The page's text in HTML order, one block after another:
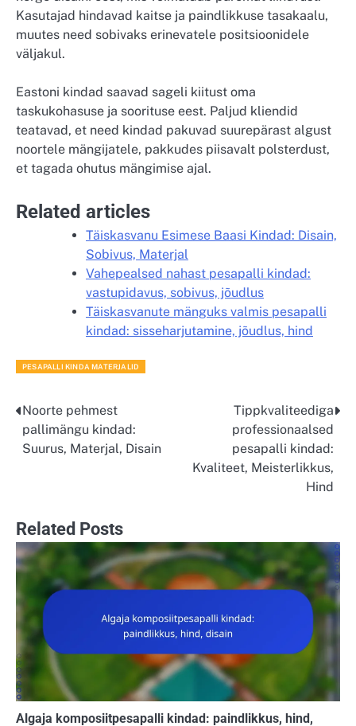
Kasutajad hindavad kaitse ja paindlikkuse tasakaalu,
muutes need sobivaks erinevatele positsioonidele
väljakul.
Eastoni kindad saavad sageli kiitust oma
taskukohasuse ja soorituse eest. Paljud kliendid
teatavad, et need kindad pakuvad suurepärast algust
noortele mängijatele, pakkudes piisavalt polsterdust,
et tagada ohutus mängimise ajal.
Related articles
Täiskasvanu Esimese Baasi Kindad: Disain,
Sobivus, Materjal
Vahepealsed nahast pesapalli kindad:
vastupidavus, sobivus, jõudlus
Täiskasvanute mänguks valmis pesapalli
kindad: sisseharjutamine, jõudlus, hind
PESAPALLI KINDA MATERJALID
Post
navigation
Noorte pehmest
pallimängu kindad:
Suurus, Materjal, Disain
Tippkvaliteediga
professionaalsed
pesapalli kindad:
Kvaliteet, Meisterlikkus,
Hind
Related Posts
Algaja komposiitpesapalli kindad: paindlikkus, hind,